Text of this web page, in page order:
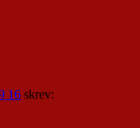
16 skrev: